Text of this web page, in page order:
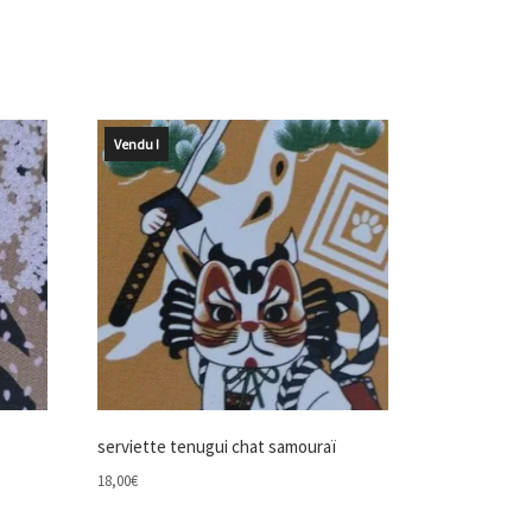
Vendu !
serviette tenugui chat samouraï
18,00€